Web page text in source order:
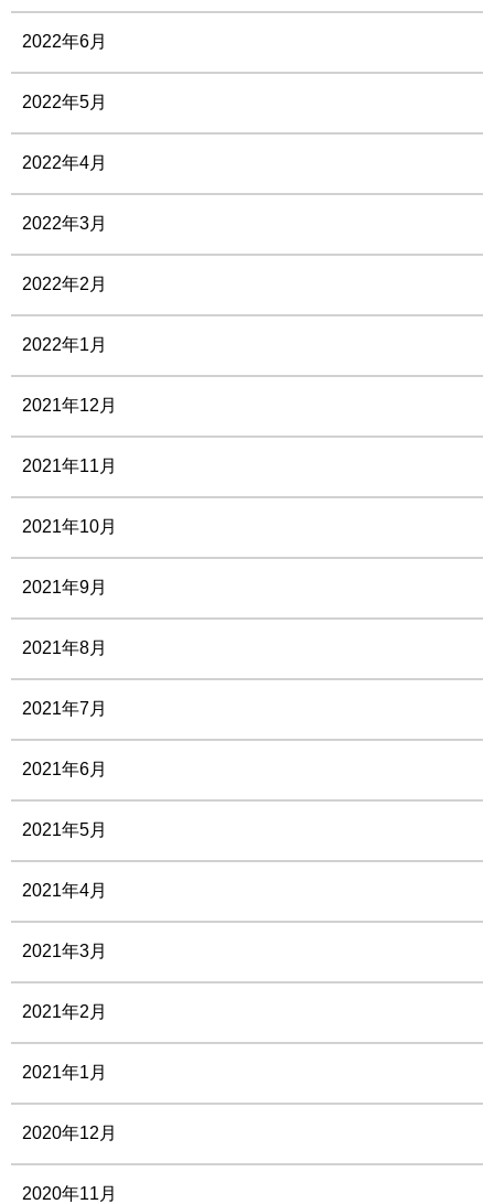
2022年6月
2022年5月
2022年4月
2022年3月
2022年2月
2022年1月
2021年12月
2021年11月
2021年10月
2021年9月
2021年8月
2021年7月
2021年6月
2021年5月
2021年4月
2021年3月
2021年2月
2021年1月
2020年12月
2020年11月